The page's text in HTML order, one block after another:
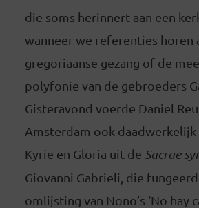
die soms herinnert aan een
wanneer we referenties horen
gregoriaanse gezang of de
polyfonie van de gebroeders
Gisteravond voerde Daniel
Amsterdam ook daadwerkelijk
Kyrie en Gloria uit de Sacrae
Giovanni Gabrieli, die
omlijsting van Nono’s ‘No hay